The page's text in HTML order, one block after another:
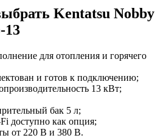
Kentatsu Nobby
13
для отопления и горячего
и готов к подключению;
13 кВт;
бак 5 л;
доступно как опция;
от 220 В и 380 В.